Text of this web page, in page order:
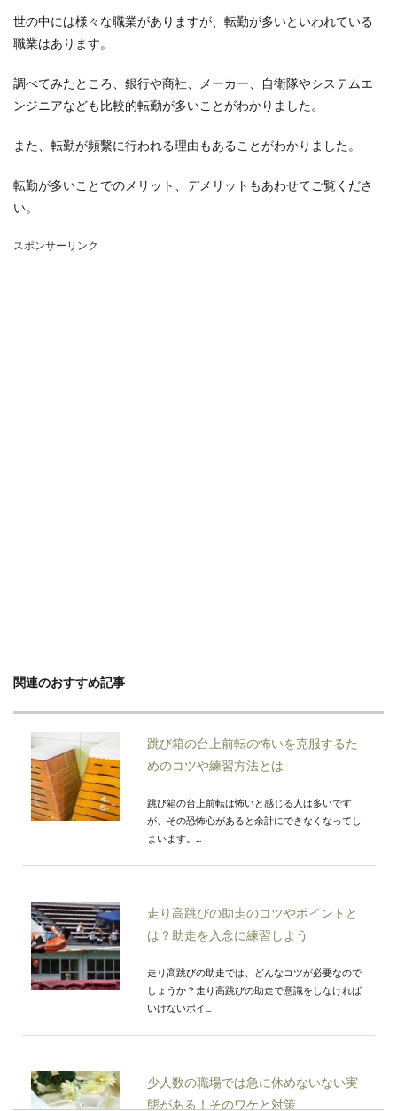
世の中には様々な職業がありますが、転勤が多いといわれている
職業はあります。
調べてみたところ、銀行や商社、メーカー、自衛隊やシステムエ
ンジニアなども比較的転勤が多いことがわかりました。
また、転勤が頻繫に行われる理由もあることがわかりました。
転勤が多いことでのメリット、デメリットもあわせてご覧くださ
い。
スポンサーリンク
関連のおすすめ記事
跳び箱の台上前転の怖いを克服するた
めのコツや練習方法とは
跳び箱の台上前転は怖いと感じる人は多いです
が、その恐怖心があると余計にできなくなってし
まいます。...
走り高跳びの助走のコツやポイントと
は？助走を入念に練習しよう
走り高跳びの助走では、どんなコツが必要なので
しょうか？走り高跳びの助走で意識をしなければ
いけないポイ...
少人数の職場では急に休めないない実
態がある！そのワケと対策